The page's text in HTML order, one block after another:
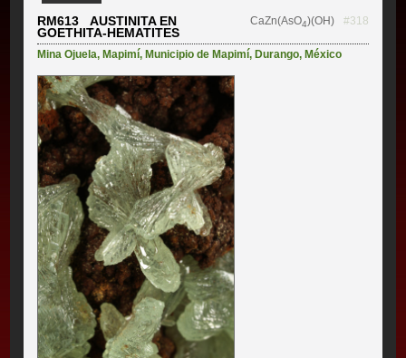
RM613 AUSTINITA EN
GOETHITA-HEMATITES
CaZn(AsO4)(OH) #318
Mina Ojuela,Mapimí,Municipio de Mapimí,Durango,México